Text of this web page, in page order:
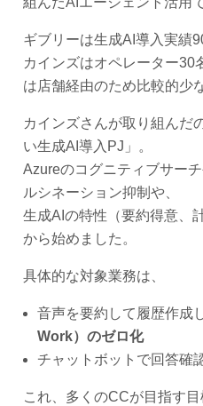
ギブリーは生成AI導入実績
カインズはオペレーター30
は店舗経由のため比較的少
カインズさんが取り組んだ
い生成AI導入PJ」。
Azureのコグニティブサー
ルシネーション抑制や、
生成AIの特性（要約得意、
から始めました。
具体的な対象業務は、
音声を要約して履歴作成し
Work）のゼロ化
チャットボットで回答確
これ、多くのCCが目指す目